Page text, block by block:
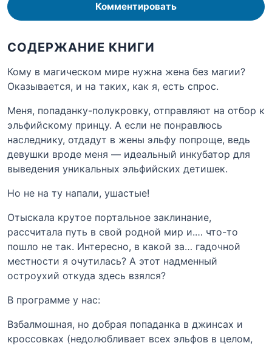
Комментировать
СОДЕРЖАНИЕ КНИГИ
Кому в магическом мире нужна жена без магии?
Оказывается, и на таких, как я, есть спрос.
Меня, попаданку-полукровку, отправляют на отбор к
эльфийскому принцу. А если не понравлюсь
наследнику, отдадут в жены эльфу попроще, ведь
девушки вроде меня — идеальный инкубатор для
выведения уникальных эльфийских детишек.
Но не на ту напали, ушастые!
Отыскала крутое портальное заклинание,
рассчитала путь в свой родной мир и.… что-то
пошло не так. Интересно, в какой за… гадочной
местности я очутилась? А этот надменный
остроухий откуда здесь взялся?
В программе у нас:
Взбалмошная, но добрая попаданка в джинсах и
кроссовках (недолюбливает всех эльфов в целом,